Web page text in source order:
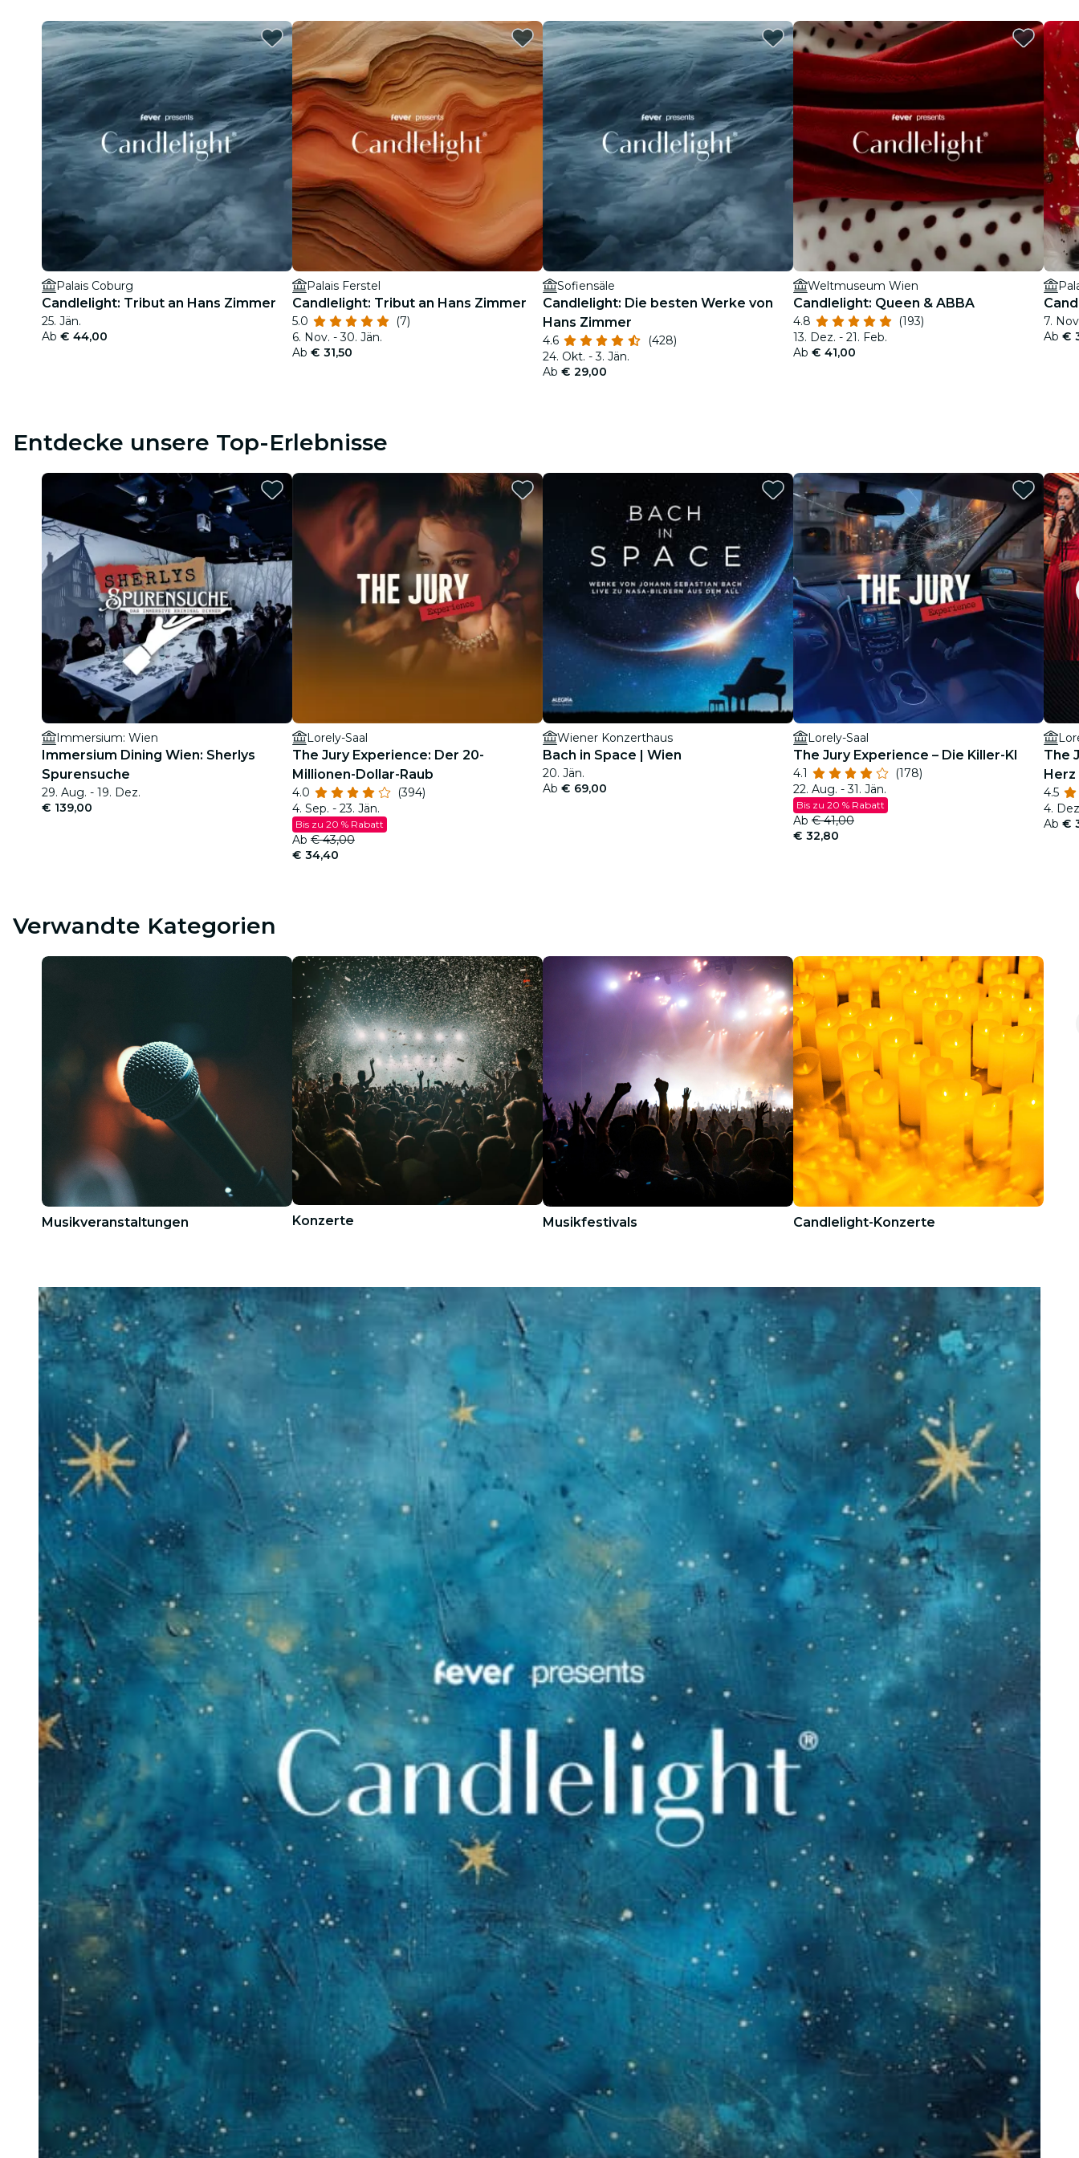
Restaurants
Kino
Palais Coburg
Candlelight: Tribut an Hans Zimmer
25. Jän.
Ab € 44,00
Palais Ferstel
Candlelight: Tribut an Hans Zimmer
5.0
(7)
6. Nov. - 30. Jän.
Ab € 31,50
Sofiensäle
Candlelight: Die besten Werke von
Hans Zimmer
4.6
(428)
24. Okt. - 3. Jän.
Ab € 29,00
Weltmuseum Wien
Candlelight: Queen & ABBA
4.8
(193)
13. Dez. - 21. Feb.
Ab € 41,00
7.
Ab €
Entdecke unsere Top-Erlebnisse
Immersium: Wien
Immersium Dining Wien: Sherlys
Spurensuche
29. Aug. - 19. Dez.
€ 139,00
Lorely-Saal
The Jury Experience: Der 20-
Millionen-Dollar-Raub
4.0
(394)
4. Sep. - 23. Jän.
Bis zu 20 % Rabatt
Ab € 43,00
€ 34,40
Wiener Konzerthaus
Bach in Space | Wien
20. Jän.
Ab € 69,00
Lorely-Saal
The Jury Experience – Die Killer-KI
4.1
(178)
22. Aug. - 31. Jän.
Bis zu 20 % Rabatt
Ab € 41,00
€ 32,80
The
Herz
4.5
4.
Ab €
Verwandte Kategorien
Musikveranstaltungen Konzerte Musikfestivals Candlelight-Konzerte